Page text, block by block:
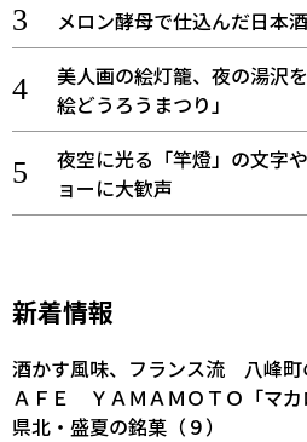
メロン酵母で仕込んだ日本
美人画の絵灯籠、夜の湯沢
絵どうろうまつり」
夜空に光る「竿燈」の文字
ョーに大歓声
新着情報
酒かす風味、フランス流 八峰
ＡＦＥ ＹＡＭＡＭＯＴＯ「マ
県北・盛夏の銘菓（９）